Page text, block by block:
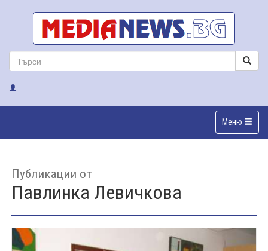
Меню
Публикации от
Павлинка Левичкова